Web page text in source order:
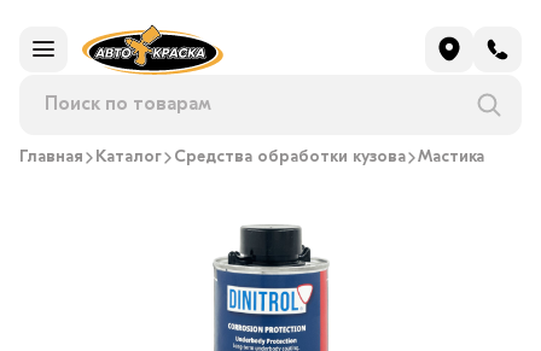
Главная Каталог Средства обработки кузова Мастика